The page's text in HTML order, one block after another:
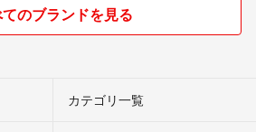
のブランドを見る
カテゴリ一覧